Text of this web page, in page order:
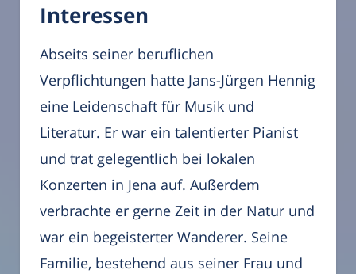
Interessen
Abseits seiner beruflichen
Verpflichtungen hatte Jans-Jürgen Hennig
eine Leidenschaft für Musik und
Literatur. Er war ein talentierter Pianist
und trat gelegentlich bei lokalen
Konzerten in Jena auf. Außerdem
verbrachte er gerne Zeit in der Natur und
war ein begeisterter Wanderer. Seine
Familie, bestehend aus seiner Frau und